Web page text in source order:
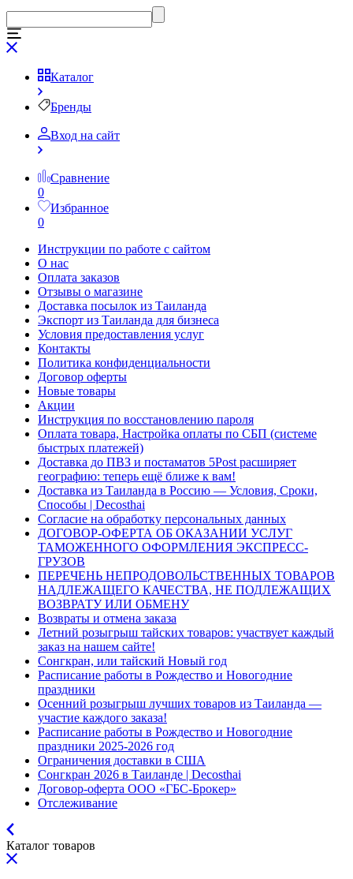
Каталог
Бренды
Вход на сайт
Сравнение
0
Избранное
0
Инструкции по работе с сайтом
О нас
Оплата заказов
Отзывы о магазине
Доставка посылок из Таиланда
Экспорт из Таиланда для бизнеса
Условия предоставления услуг
Контакты
Политика конфиденциальности
Договор оферты
Новые товары
Акции
Инструкция по восстановлению пароля
Оплата товара, Настройка оплаты по СБП (системе
быстрых платежей)
Доставка до ПВЗ и постаматов 5Post расширяет
географию: теперь ещё ближе к вам!
Доставка из Таиланда в Россию — Условия, Сроки,
Способы | Decosthai
Согласие на обработку персональных данных
ДОГОВОР-ОФЕРТА ОБ ОКАЗАНИИ УСЛУГ
ТАМОЖЕННОГО ОФОРМЛЕНИЯ ЭКСПРЕСС-
ГРУЗОВ
ПЕРЕЧЕНЬ НЕПРОДОВОЛЬСТВЕННЫХ ТОВАРОВ
НАДЛЕЖАЩЕГО КАЧЕСТВА, НЕ ПОДЛЕЖАЩИХ
ВОЗВРАТУ ИЛИ ОБМЕНУ
Возвраты и отмена заказа
Летний розыгрыш тайских товаров: участвует каждый
заказ на нашем сайте!
Сонгкран, или тайский Новый год
Расписание работы в Рождество и Новогодние
праздники
Осенний розыгрыш лучших товаров из Таиланда —
участие каждого заказа!
Расписание работы в Рождество и Новогодние
праздники 2025-2026 год
Ограничения доставки в США
Сонгкран 2026 в Таиланде | Decosthai
Договор-оферта ООО «ГБС-Брокер»
Отслеживание
Каталог товаров